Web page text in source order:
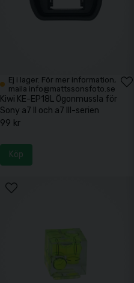
Ej i lager. För mer information,
maila info@mattssonsfoto.se
Kiwi KE-EP18L Ögonmussla för
Sony a7 II och a7 III-serien
99 kr
Köp